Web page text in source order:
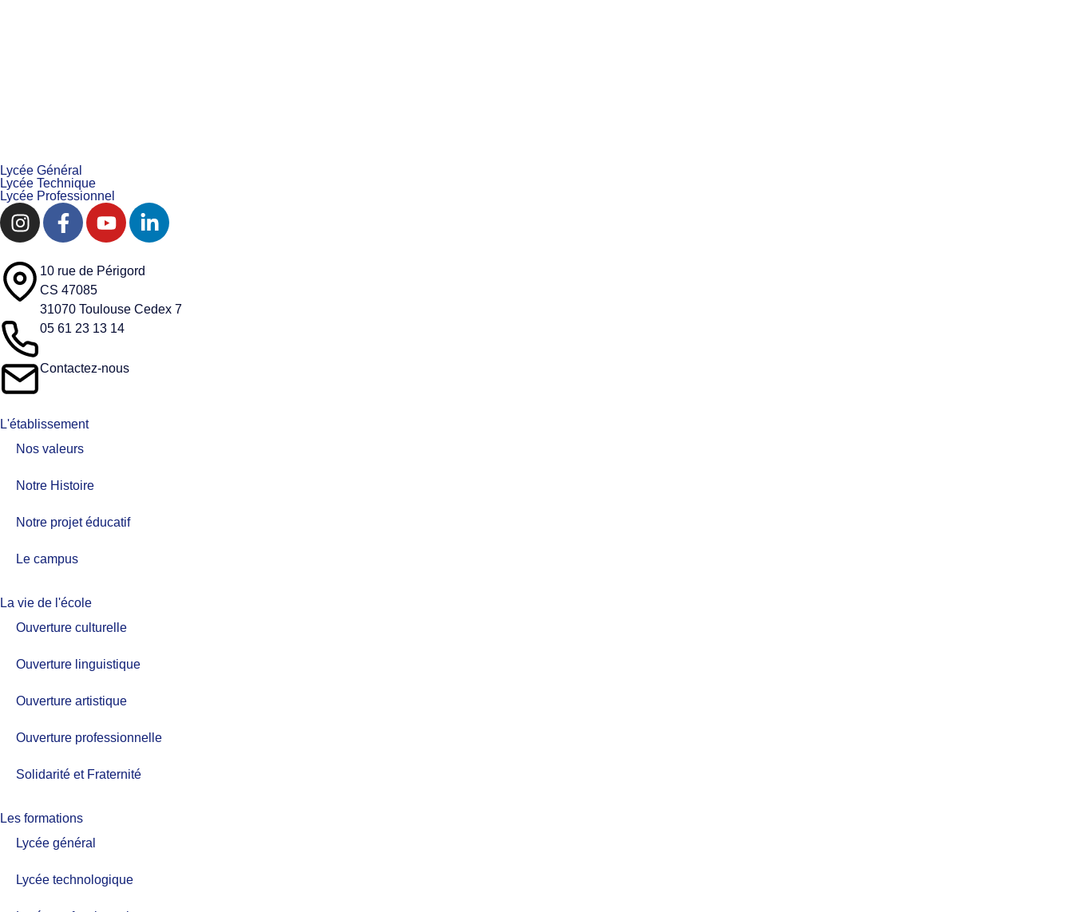
Lycée Général
Lycée Technique
Lycée Professionnel
10 rue de Périgord
CS 47085
31070 Toulouse Cedex 7
05 61 23 13 14
Contactez-nous
L'établissement
Nos valeurs​
Notre Histoire
Notre projet éducatif
Le campus
La vie de l'école
Ouverture culturelle
Ouverture linguistique
Ouverture artistique
Ouverture professionnelle
Solidarité et Fraternité
Les formations
Lycée général
Lycée technologique